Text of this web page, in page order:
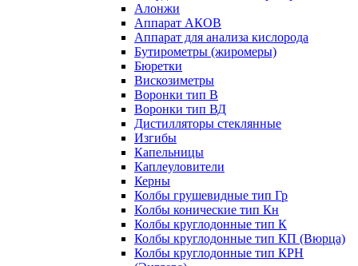
Алонжи
Аппарат АКОВ
Аппарат для анализа кислорода
Бутирометры (жиромеры)
Бюретки
Вискозиметры
Воронки тип В
Воронки тип ВД
Дистилляторы стеклянные
Изгибы
Капельницы
Каплеуловители
Керны
Колбы грушевидные тип Гр
Колбы конические тип Кн
Колбы круглодонные тип К
Колбы круглодонные тип КП (Вюрца)
Колбы круглодонные тип КРН